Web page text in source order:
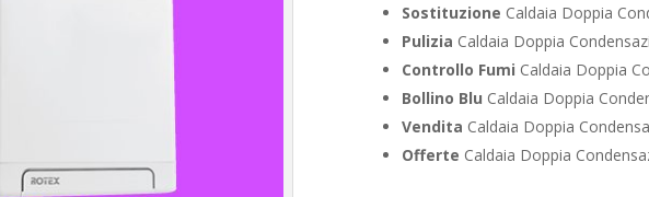
Sostituzione Caldaia Doppia
Pulizia Caldaia Doppia
Controllo Fumi Caldaia Doppia
Bollino Blu Caldaia Doppia
Vendita Caldaia Doppia
Offerte Caldaia Doppia